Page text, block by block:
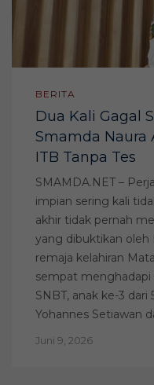
BERITA
Dua Kali Gagal
Smamda Naura
ITB Tanpa Tes
SMAMDA.NET –
impian sering kali
akhir tidak pernah
yang dibuktikan oleh
remaja kelahiran
sempat menghadapi
SNBT, anak ke-3 dari
Yohannes Setiawan
Juni 9, 2026